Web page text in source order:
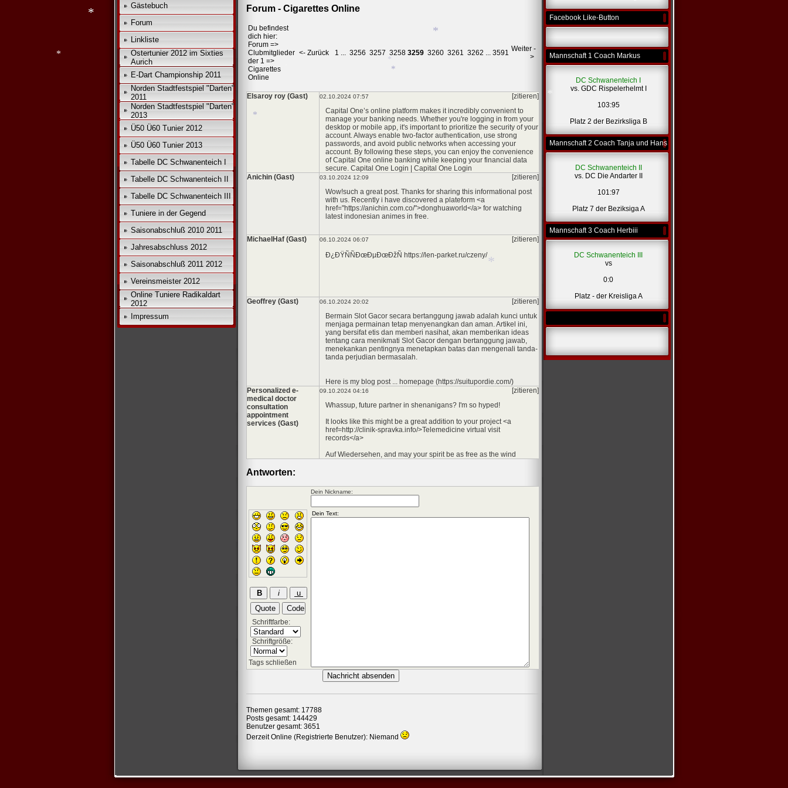
Gästebuch
Forum
Linkliste
Ostertunier 2012 im Sixties
Aurich
E-Dart Championship 2011
Norden Stadtfestspiel "Darten"
2011
Norden Stadtfestspiel "Darten"
2013
Ü50 Ü60 Tunier 2012
Ü50 Ü60 Tunier 2013
Tabelle DC Schwanenteich I
Tabelle DC Schwanenteich II
Tabelle DC Schwanenteich III
Tuniere in der Gegend
Saisonabschluß 2010 2011
Jahresabschluss 2012
Saisonabschluß 2011 2012
Vereinsmeister 2012
Online Tuniere Radikaldart
2012
Impressum
Forum - Cigarettes Online
Du befindest
dich hier:
Forum =>
Clubmitglieder
der 1 =>
Cigarettes
Online
<- Zurück 1 ... 3256 3257 3258 3259 3260 3261 3262 ... 3591 Weiter -
>
Elsaroy roy (Gast) 02.10.2024 07:57
[zitieren]
Capital One’s online platform makes it incredibly convenient to
manage your banking needs. Whether you're logging in from your
desktop or mobile app, it's important to prioritize the security of your
account. Always enable two-factor authentication, use strong
passwords, and avoid public networks when accessing your
account. By following these steps, you can enjoy the convenience
of Capital One online banking while keeping your financial data
secure. Capital One Login
Capital One Login
Anichin (Gast)
03.10.2024 12:09
[zitieren]
Wow!such a great post. Thanks for sharing this informational post
with us. Recently i have discovered a plateform <a
href="https://anichin.com.co/">donghuaworld</a> for watching
latest indonesian animes in free.
MichaelHaf (Gast) 06.10.2024 06:07
[zitieren]
Ð¿ÐŸÑÑÐœÐµÐœÐžÑ https://len-parket.ru/czeny/
Geoffrey (Gast) 06.10.2024 20:02
[zitieren]
Bermain Slot Gacor secara bertanggung jawab adalah kunci untuk
menjaga permainan tetap menyenangkan dan aman. Artikel ini,
yang bersifat etis dan memberi nasihat, akan memberikan ideas
tentang cara menikmati Slot Gacor dengan bertanggung jawab,
menekankan pentingnya menetapkan batas dan mengenali tanda-
tanda perjudian bermasalah.
Here is my blog post ... homepage (https://suitupordie.com/)
Personalized e-
medical doctor
consultation
appointment
services (Gast)
09.10.2024 04:16
[zitieren]
Whassup, future partner in shenanigans? I'm so hyped!
It looks like this might be a great addition to your project <a
href=http://clinik-spravka.info/>Telemedicine virtual visit
records</a>
Auf Wiedersehen, and may your spirit be as free as the wind
Antworten:
Dein Nickname:
Schriftfarbe:
Schriftgröße:
Tags schließen
Themen gesamt: 17788
Posts gesamt: 144429
Benutzer gesamt: 3651
Derzeit Online (Registrierte Benutzer): Niemand
Facebook Like-Button
Mannschaft 1 Coach Markus
DC Schwanenteich I
vs. GDC Rispelerhelmt I
103:95
Platz 2 der Bezirksliga B
Mannschaft 2 Coach Tanja und Hans
DC Schwanenteich II
vs. DC Die Andarter II
101:97
Platz 7 der Beziksiga A
Mannschaft 3 Coach Herbiii
DC Schwanenteich III
vs
0:0
Platz - der Kreisliga A
*
*
*
*
*